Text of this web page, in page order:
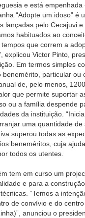
e está empenhada
“Adopte um idoso” é
lançadas pelo Cecajuvi
habituados ao
que correm a
explicou Victor Pinto,
Em termos simples
benemérito, particular ou
de, pelo menos,
que permite suportar
ou a família despende
da instituição.
uma quantidade de
superou todas as
beneméritos, cuja
todos os utentes.
tem em curso um
e para a
“Temos a
de convívio e do
anunciou o